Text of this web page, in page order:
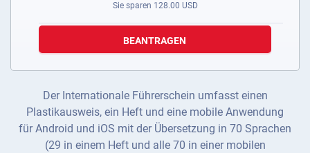
Sie sparen 128.00 USD
BEANTRAGEN
Der Internationale Führerschein umfasst einen
Plastikausweis, ein Heft und eine mobile Anwendung
für Android und iOS mit der Übersetzung in 70 Sprachen
(29 in einem Heft und alle 70 in einer mobilen